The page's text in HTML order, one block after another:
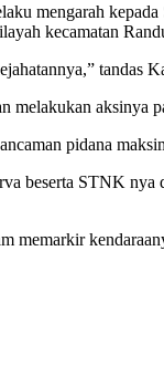
mengarah
kecamatan
tandas
melakukan aksinya
pidana
beserta STNK
memarkir